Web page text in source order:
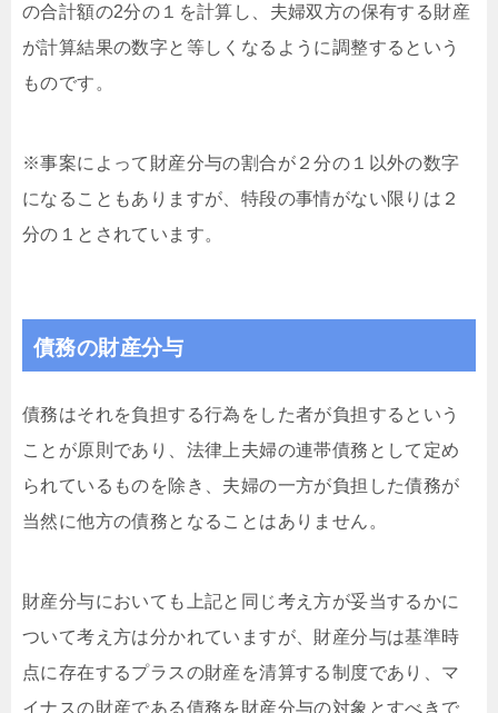
の合計額の2分の１を計算し、夫婦双方の保有する財産
が計算結果の数字と等しくなるように調整するという
ものです。
※事案によって財産分与の割合が２分の１以外の数字
になることもありますが、特段の事情がない限りは２
分の１とされています。
債務の財産分与
債務はそれを負担する行為をした者が負担するという
ことが原則であり、法律上夫婦の連帯債務として定め
られているものを除き、夫婦の一方が負担した債務が
当然に他方の債務となることはありません。
財産分与においても上記と同じ考え方が妥当するかに
ついて考え方は分かれていますが、財産分与は基準時
点に存在するプラスの財産を清算する制度であり、マ
イナスの財産である債務を財産分与の対象とすべきで